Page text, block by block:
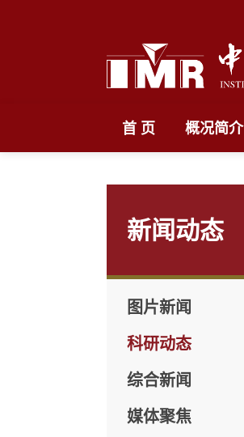
首 页 概况简介
新闻动态
图片新闻
科研动态
综合新闻
媒体聚焦